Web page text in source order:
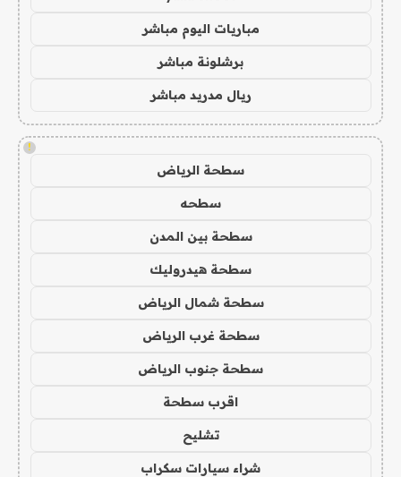
مباريات اليوم مباشر
برشلونة مباشر
ريال مدريد مباشر
!
سطحة الرياض
سطحه
سطحة بين المدن
سطحة هيدروليك
سطحة شمال الرياض
سطحة غرب الرياض
سطحة جنوب الرياض
اقرب سطحة
تشليح
شراء سيارات سكراب